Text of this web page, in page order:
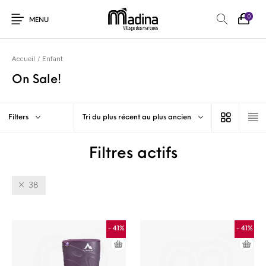
MENU
0
Accueil / Enfant
On Sale!
Filters Tri du plus récent au plus ancien
Filtres actifs
38
- 41% - 41%